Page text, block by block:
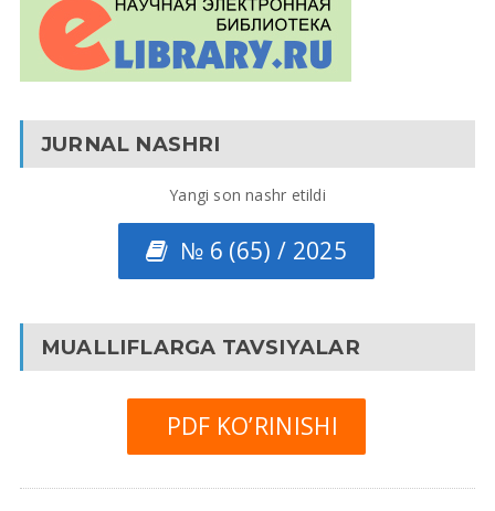
JURNAL NASHRI
Yangi son nashr etildi
№ 6 (65) / 2025
MUALLIFLARGA TAVSIYALAR
PDF KO’RINISHI